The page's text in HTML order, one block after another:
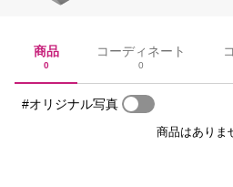
商品
0
コーディネート
0
#オリジナル写真
商品はありま